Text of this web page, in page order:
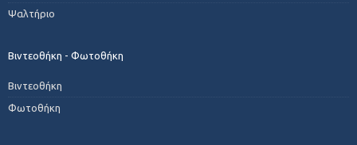
Ψαλτήριο
Βιντεοθήκη - Φωτοθήκη
Βιντεοθήκη
Φωτοθήκη